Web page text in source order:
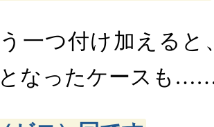
一つ付け加えると
なったケースも